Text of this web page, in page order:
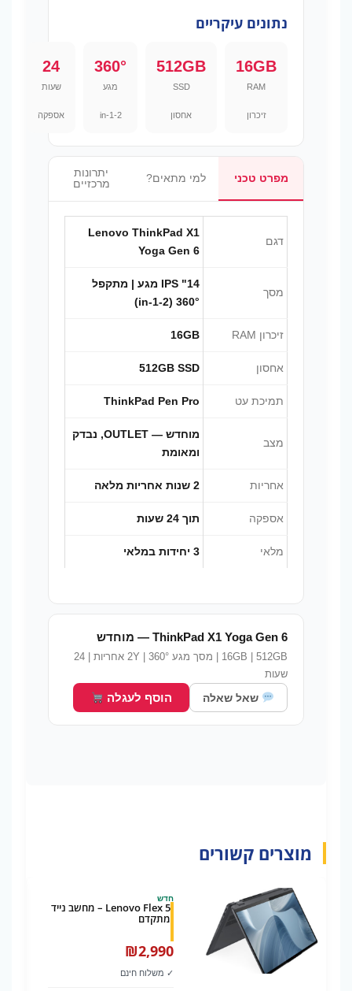
נתונים עיקריים
16GB
RAM
זיכרון
512GB
SSD
אחסון
360°
מגע
2-in-1
24
שעות
אספקה
מפרט טכני למי מתאים?
יתרונות
מרכזיים
דגם
Lenovo ThinkPad X1
Yoga Gen 6
מסך
14" IPS מגע | מתקפל
360° (2-in-1)
זיכרון RAM 16GB
אחסון 512GB SSD
תמיכת עט ThinkPad Pen Pro
מצב
מוחדש — OUTLET, נבדק
ומאומת
אחריות 2 שנות אחריות מלאה
אספקה תוך 24 שעות
מלאי 3 יחידות במלאי
ThinkPad X1 Yoga Gen 6 — מוחדש
16GB | 512GB | מסך מגע 360° | 2Y אחריות | 24
שעות
שאל שאלה הוסף לעגלה
מוצרים קשורים
חדש
Lenovo Flex 5 – מחשב נייד
מתקדם
₪2,990
✓ משלוח חינם